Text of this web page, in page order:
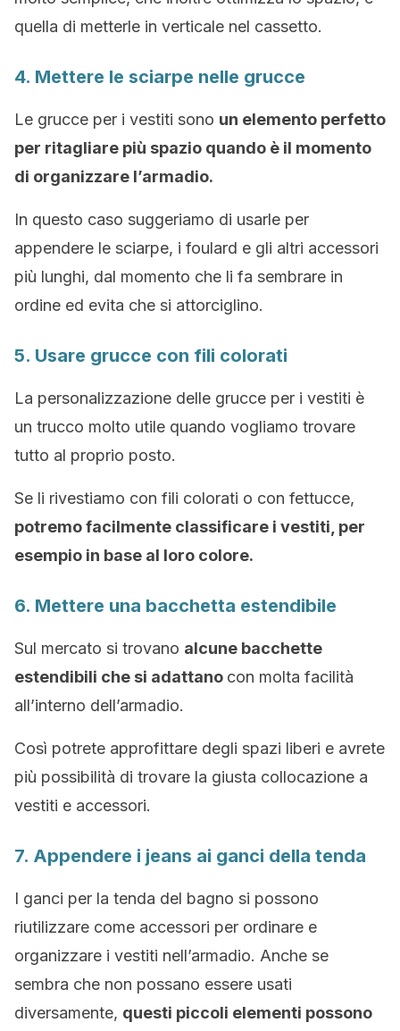
quella di metterle in verticale nel cassetto.
4. Mettere le sciarpe nelle grucce
Le grucce per i vestiti sono un elemento perfetto
per ritagliare più spazio quando è il momento
di organizzare l’armadio.
In questo caso suggeriamo di usarle per
appendere le sciarpe, i foulard e gli altri accessori
più lunghi, dal momento che li fa sembrare in
ordine ed evita che si attorciglino.
5. Usare grucce con fili colorati
La personalizzazione delle grucce per i vestiti è
un trucco molto utile quando vogliamo trovare
tutto al proprio posto.
Se li rivestiamo con fili colorati o con fettucce,
potremo facilmente classificare i vestiti, per
esempio in base al loro colore.
6. Mettere una bacchetta estendibile
Sul mercato si trovano alcune bacchette
estendibili che si adattano con molta facilità
all’interno dell’armadio.
Così potrete approfittare degli spazi liberi e avrete
più possibilità di trovare la giusta collocazione a
vestiti e accessori.
7. Appendere i jeans ai ganci della tenda
I ganci per la tenda del bagno si possono
riutilizzare come accessori per ordinare e
organizzare i vestiti nell’armadio. Anche se
sembra che non possano essere usati
diversamente, questi piccoli elementi possono